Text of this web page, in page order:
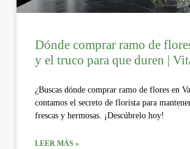
Dónde comprar ramo de
y el truco para que duren |
¿Buscas dónde comprar ramo de flores en
contamos el secreto de florista para
frescas y hermosas. ¡Descúbrelo hoy!
LEER MÁS »